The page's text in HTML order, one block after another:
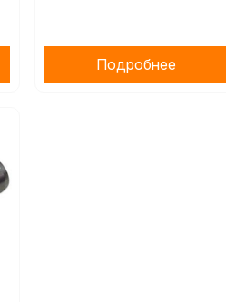
Подробнее